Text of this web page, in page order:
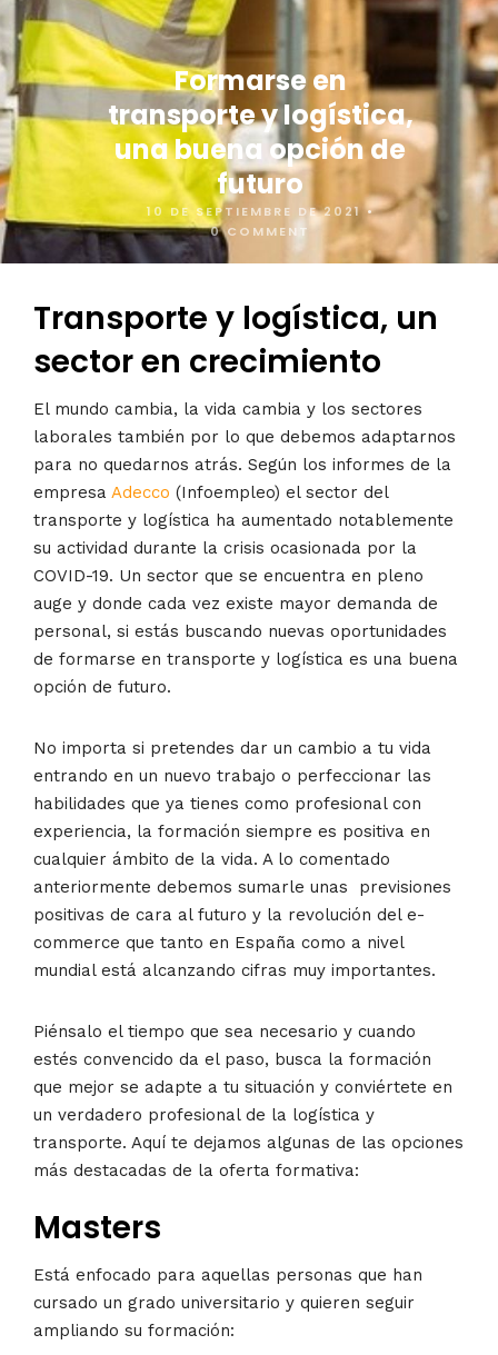
Formarse en
transporte y logística,
una buena opción de
futuro
10 DE SEPTIEMBRE DE 2021 •
0 COMMENT
Transporte y logística, un
sector en crecimiento
El mundo cambia, la vida cambia y los sectores
laborales también por lo que debemos adaptarnos
para no quedarnos atrás. Según los informes de la
empresa Adecco (Infoempleo) el sector del
transporte y logística ha aumentado notablemente
su actividad durante la crisis ocasionada por la
COVID-19. Un sector que se encuentra en pleno
auge y donde cada vez existe mayor demanda de
personal, si estás buscando nuevas oportunidades
de formarse en transporte y logística es una buena
opción de futuro.
No importa si pretendes dar un cambio a tu vida
entrando en un nuevo trabajo o perfeccionar las
habilidades que ya tienes como profesional con
experiencia, la formación siempre es positiva en
cualquier ámbito de la vida. A lo comentado
anteriormente debemos sumarle unas previsiones
positivas de cara al futuro y la revolución del e-
commerce que tanto en España como a nivel
mundial está alcanzando cifras muy importantes.
Piénsalo el tiempo que sea necesario y cuando
estés convencido da el paso, busca la formación
que mejor se adapte a tu situación y conviértete en
un verdadero profesional de la logística y
transporte. Aquí te dejamos algunas de las opciones
más destacadas de la oferta formativa:
Masters
Está enfocado para aquellas personas que han
cursado un grado universitario y quieren seguir
ampliando su formación: